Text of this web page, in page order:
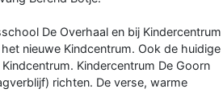
De Overhaal en bij Kindercentrum
nieuwe Kindcentrum. Ook de huidige
Kindercentrum De Goorn
richten. De verse, warme